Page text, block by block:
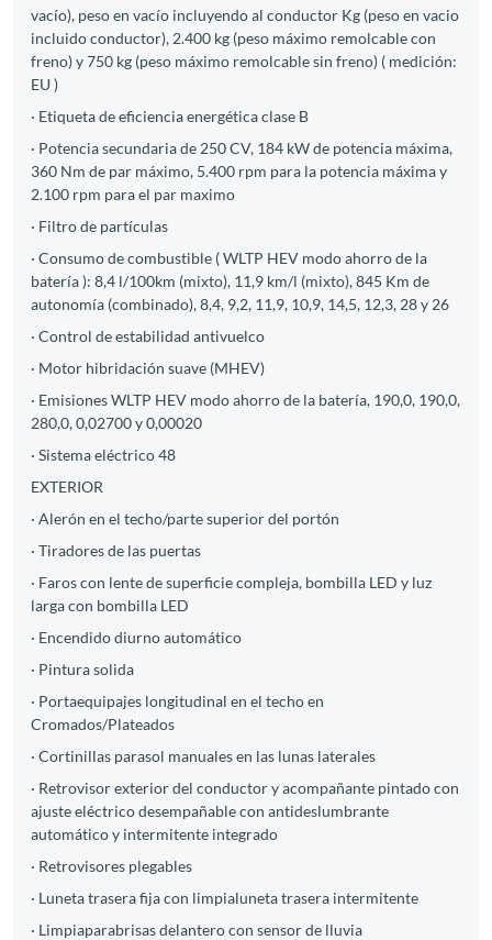
vacío), peso en vacío incluyendo al conductor Kg (peso en vacio
incluido conductor), 2.400 kg (peso máximo remolcable con
freno) y 750 kg (peso máximo remolcable sin freno) ( medición:
EU )
· Etiqueta de eficiencia energética clase B
· Potencia secundaria de 250 CV, 184 kW de potencia máxima,
360 Nm de par máximo, 5.400 rpm para la potencia máxima y
2.100 rpm para el par maximo
· Filtro de partículas
· Consumo de combustible ( WLTP HEV modo ahorro de la
batería ): 8,4 l/100km (mixto), 11,9 km/l (mixto), 845 Km de
autonomía (combinado), 8,4, 9,2, 11,9, 10,9, 14,5, 12,3, 28 y 26
· Control de estabilidad antivuelco
· Motor hibridación suave (MHEV)
· Emisiones WLTP HEV modo ahorro de la batería, 190,0, 190,0,
280,0, 0,02700 y 0,00020
· Sistema eléctrico 48
EXTERIOR
· Alerón en el techo/parte superior del portón
· Tiradores de las puertas
· Faros con lente de superficie compleja, bombilla LED y luz
larga con bombilla LED
· Encendido diurno automático
· Pintura solida
· Portaequipajes longitudinal en el techo en
Cromados/Plateados
· Cortinillas parasol manuales en las lunas laterales
· Retrovisor exterior del conductor y acompañante pintado con
ajuste eléctrico desempañable con antideslumbrante
automático y intermitente integrado
· Retrovisores plegables
· Luneta trasera fija con limpialuneta trasera intermitente
· Limpiaparabrisas delantero con sensor de lluvia